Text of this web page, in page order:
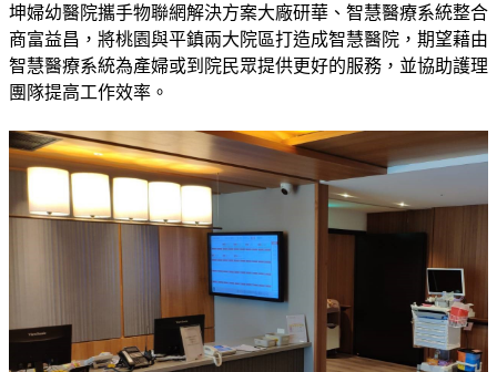
坤婦幼醫院攜手物聯網解決方案大廠研華、智慧醫療系統整合
商富益昌，將桃園與平鎮兩大院區打造成智慧醫院，期望藉由
智慧醫療系統為產婦或到院民眾提供更好的服務，並協助護理
團隊提高工作效率。